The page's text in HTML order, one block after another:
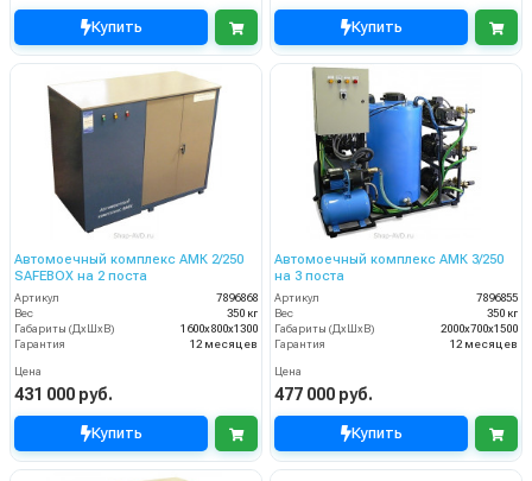
Купить Купить
Автомоечный комплекс АМК 2/250
SAFEBOX на 2 поста
Артикул
7896868
Вес
350 кг
Габариты (ДхШхВ)
1600х800х1300
Гарантия
12 месяцев
Цена
431 000 руб.
Купить
Автомоечный комплекс АМК 3/250
на 3 поста
Артикул
7896855
Вес
350 кг
Габариты (ДхШхВ)
2000х700х1500
Гарантия
12 месяцев
Цена
477 000 руб.
Купить